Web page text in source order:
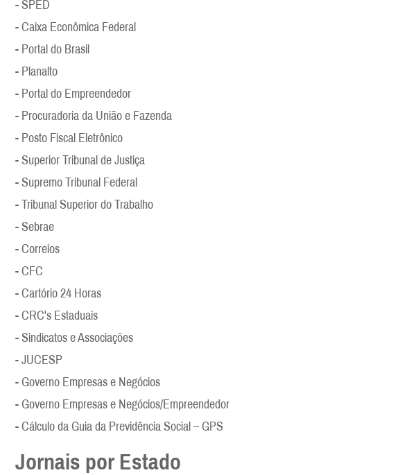
- SPED
- Caixa Econômica Federal
- Portal do Brasil
- Planalto
- Portal do Empreendedor
- Procuradoria da União e Fazenda
- Posto Fiscal Eletrônico
- Superior Tribunal de Justiça
- Supremo Tribunal Federal
- Tribunal Superior do Trabalho
- Sebrae
- Correios
- CFC
- Cartório 24 Horas
- CRC's Estaduais
- Sindicatos e Associações
- JUCESP
- Governo Empresas e Negócios
- Governo Empresas e Negócios/Empreendedor
- Cálculo da Guia da Previdência Social – GPS
Jornais por Estado